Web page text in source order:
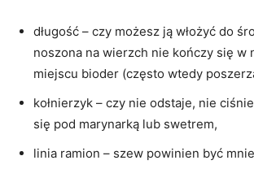
długość – czy możesz ją włożyć do
noszona na wierzch nie kończy się w
miejscu bioder (często wtedy
kołnierzyk – czy nie odstaje, nie
się pod marynarką lub swetrem,
linia ramion – szew powinien być